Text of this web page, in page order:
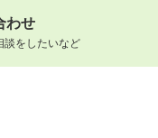
わせ
談をしたいなど